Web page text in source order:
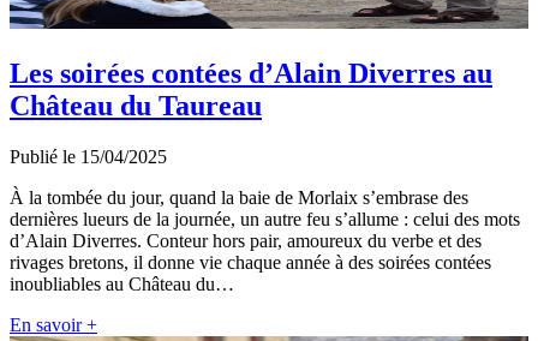
Les soirées contées d’Alain Diverres au
Château du Taureau
Publié le 15/04/2025
À la tombée du jour, quand la baie de Morlaix s’embrase des
dernières lueurs de la journée, un autre feu s’allume : celui des mots
d’Alain Diverres. Conteur hors pair, amoureux du verbe et des
rivages bretons, il donne vie chaque année à des soirées contées
inoubliables au Château du…
En savoir +